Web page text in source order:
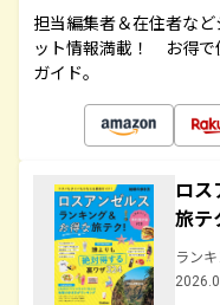
担当編集者＆在住者な
ット情報満載！ お得で
ガイド。
ロ
旅テ
ラン